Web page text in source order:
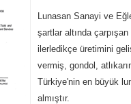
Lunasan Sanayi ve
şartlar altında
ilerledikçe üretimini
vermiş, gondol,
Türkiye'nin en büyük
almıştır.